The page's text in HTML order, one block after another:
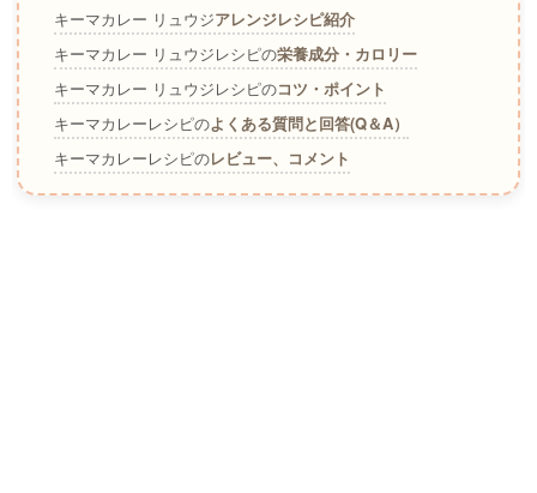
キーマカレー リュウジアレンジレシピ紹介
キーマカレー リュウジレシピの栄養成分・カロリー
キーマカレー リュウジレシピのコツ・ポイント
キーマカレーレシピのよくある質問と回答(Q＆A）
キーマカレーレシピのレビュー、コメント